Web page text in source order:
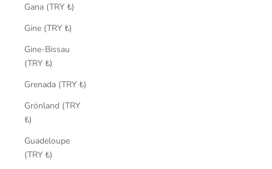
Gana (TRY ₺)
Gine (TRY ₺)
Gine-Bissau
(TRY ₺)
Grenada (TRY ₺)
Grönland (TRY
₺)
Guadeloupe
(TRY ₺)